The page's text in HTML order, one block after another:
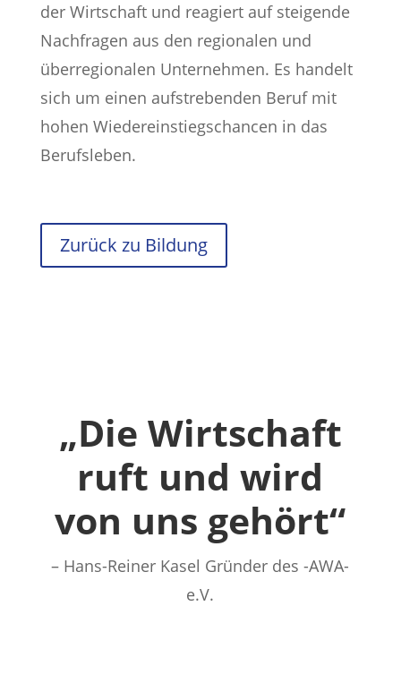
der Wirtschaft und reagiert auf steigende
Nachfragen aus den regionalen und
überregionalen Unternehmen. Es handelt
sich um einen aufstrebenden Beruf mit
hohen Wiedereinstiegschancen in das
Berufsleben.
Zurück zu Bildung
​„Die Wirtschaft
ruft und wird
von uns gehört“
– Hans-Reiner Kasel Gründer des -AWA-
e.V.